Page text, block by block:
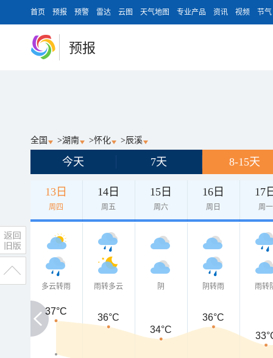
首页 预报 预警 雷达 云图 天气地图 专业产品 资讯 视频 节气
预报
全国 >湖南 >怀化 >辰溪
今天 7天 8-15天
13日
周四
14日
周五
15日
周六
16日
周日
17
周一
多云转雨 雨转多云 阴 阴转雨 雨转
37°C
37°C
36°C
34°C
36°C